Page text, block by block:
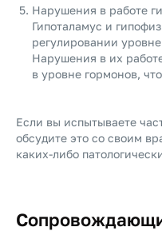
Нарушения в работе
Гипоталамус и
регулировании
Нарушения в их
в уровне гормонов,
Если вы испытываете
обсудите это со своим
каких-либо